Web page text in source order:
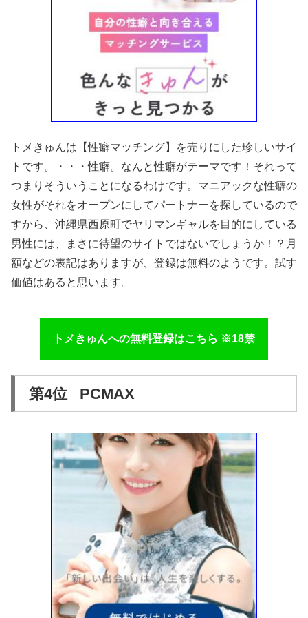
トメきゅんは【性癖マッチング】を売りにした珍しいサイ
トです。・・・性癖。なんと性癖がテーマです！それって
つまりそういうことになるわけです。マニアックな性癖の
女性がそれをオープンにしてパートナーを探しているので
すから、沖縄県西原町でヤリマンギャルを目的にしている
男性には、まさに待望のサイトではないでしょうか！？月
額などの表記はありますが、登録は無料のようです。試す
価値はあると思います。
トメきゅんへの無料登録はこちら ※18禁
第4位 PCMAX